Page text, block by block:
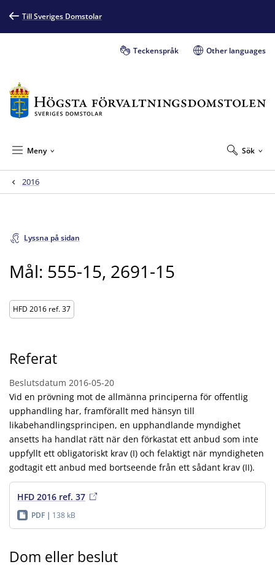
Till Sveriges Domstolar
Teckenspråk Other languages
Sök
Meny
2016
Lyssna på sidan
Mål: 555-15, 2691-15
HFD 2016 ref. 37
Referat
Beslutsdatum 2016-05-20
Vid en prövning mot de allmänna principerna för offentlig
upphandling har, framförallt med hänsyn till
likabehandlingsprincipen, en upphandlande myndighet
ansetts ha handlat rätt när den förkastat ett anbud som inte
uppfyllt ett obligatoriskt krav (I) och felaktigt när myndigheten
godtagit ett anbud med bortseende från ett sådant krav (II).
HFD 2016 ref. 37
PDF 138 kB
Dom eller beslut